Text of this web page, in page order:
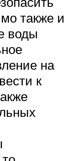
также и
воды
на
к